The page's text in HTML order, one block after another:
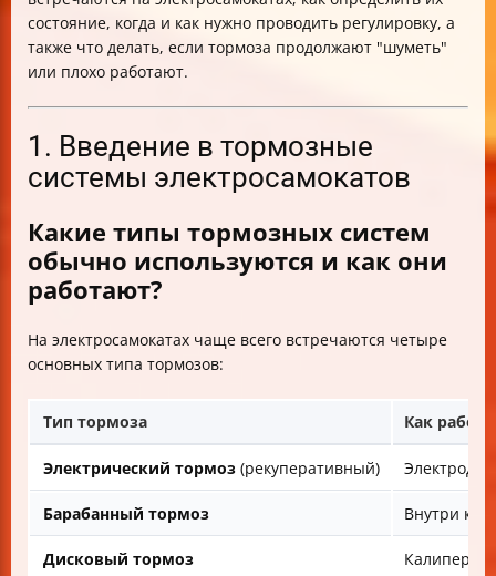
состояние, когда и как нужно проводить регулировку, а
также что делать, если тормоза продолжают "шуметь"
или плохо работают.
1. Введение в тормозные
системы электросамокатов
Какие типы тормозных систем
обычно используются и как они
работают?
На электросамокатах чаще всего встречаются четыре
основных типа тормозов:
Тип тормоза Как
Электрический тормоз (рекуперативный)
Барабанный тормоз Внутри
Дисковый тормоз Калипер